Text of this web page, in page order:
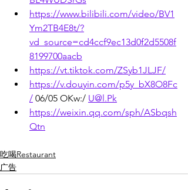
https://www.bilibili.com/video/BV1
Ym2TB4E8t/?
vd_source=cd4ccf9ec13d0f2d5508f
8199700aacb
https://vt.tiktok.com/ZSyb1JLJF/
https://v.douyin.com/p5y_bX8O8Fc
/ 06/05 OKw:/ U@l.Pk
https://weixin.qq.com/sph/ASbqsh
Qtn
吃喝Restaurant
广告